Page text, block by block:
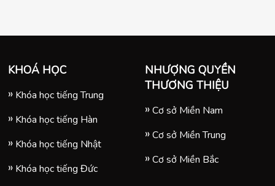
KHOÁ HỌC
Khóa học tiếng Trung
Khóa học tiếng Hàn
Khóa học tiếng Nhật
Khóa học tiếng Đức
NHƯỢNG QUYỀN
THƯƠNG THIỆU
Cơ sở Miền Nam
Cơ sở Miền Trung
Cơ sở Miền Bắc